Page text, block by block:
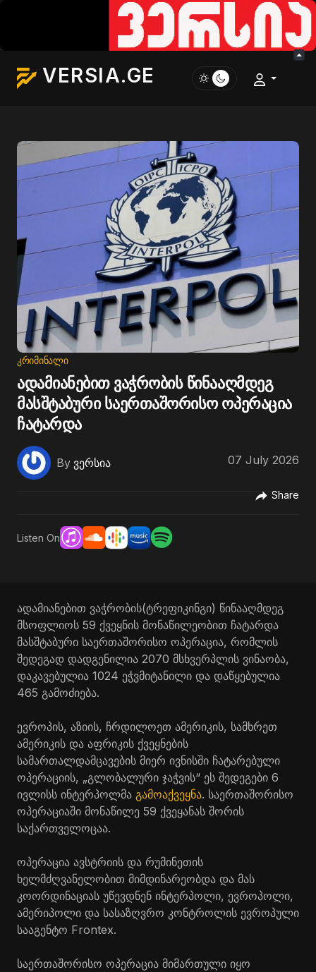
VERSIA.GE
ᲙᲠᲘᲛᲘᲜᲐᲚᲘ
ადამიანებით ვაჭრობის წინააღმდეგ
მასშტაბური საერთაშორისო ოპერაცია
ჩატარდა
By ვერსია 07 July 2026
Share
Listen On
ადამიანებით ვაჭრობის(ტრეფიკინგი) წინააღმდეგ
მსოფლიოს 59 ქვეყნის მონაწილეობით ჩატარდა
მასშტაბური საერთაშორისო ოპერაცია, რომლის
შედეგად დადგენილია 2070 მსხვერპლის ვინაობა,
დაკავებულია 1024 ეჭვმიტანილი და დაწყებულია
465 გამოძიება.
ევროპის, აზიის, ჩრდილოეთ ამერიკის, სამხრეთ
ამერიკის და აფრიკის ქვეყნების
სამართალდამცავების მიერ ივნისში ჩატარებული
ოპერაციის, „გლობალური ჯაჭვის“ ეს შედეგები 6
ივლისს ინტერპოლმა გამოაქვეყნა. საერთაშორისო
ოპერაციაში მონაწილე 59 ქვეყანას შორის
საქართველოცაა.
ოპერაცია ავსტრიის და რუმინეთის
ხელმძღვანელობით მიმდინარეობდა და მას
კოორდინაციას უწევდნენ ინტერპოლი, ევროპოლი,
ამერიპოლი და სასაზღვრო კონტროლის ევროპული
სააგენტო Frontex.
საერთაშორისო ოპერაცია მიმართული იყო